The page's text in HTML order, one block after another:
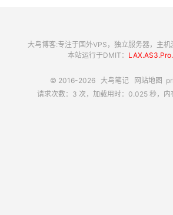
大鸟博客:专注于国外VPS，独立服务器，主
本站运行于DMIT：
© 2016-2026 大鸟笔记 网站地图
请求次数：3 次，加载用时：0.025 秒，